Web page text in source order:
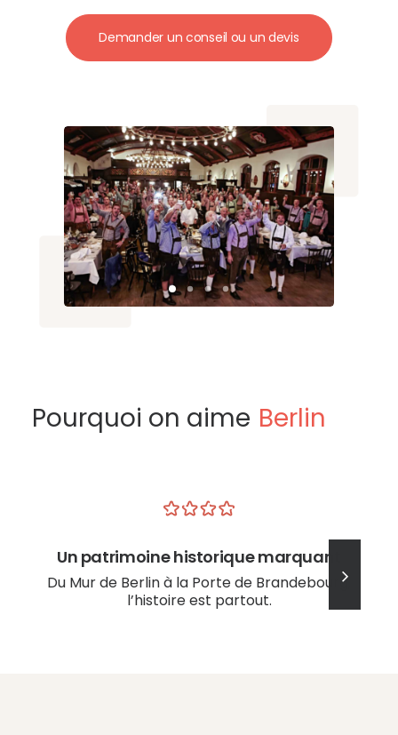
Demander un conseil ou un devis
Pourquoi on aime Berlin
Un patrimoine historique marquant
Du Mur de Berlin à la Porte de Brandebourg,
l’histoire est partout.